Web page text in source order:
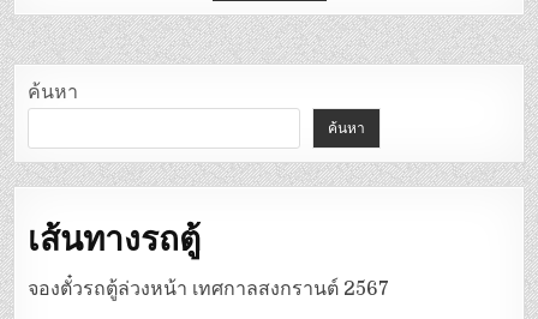
ค้นหา
ค้นหา
เส้นทางรถตู้
จองตั๋วรถตู้ล่วงหน้า เทศกาลสงกรานต์ 2567